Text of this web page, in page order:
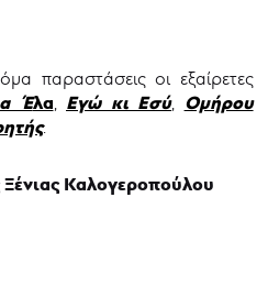
παραστάσεις οι εξαίρετες
Έλα Εγώ κι Εσύ, Ομήρου
.
Ξένιας Καλογεροπούλου